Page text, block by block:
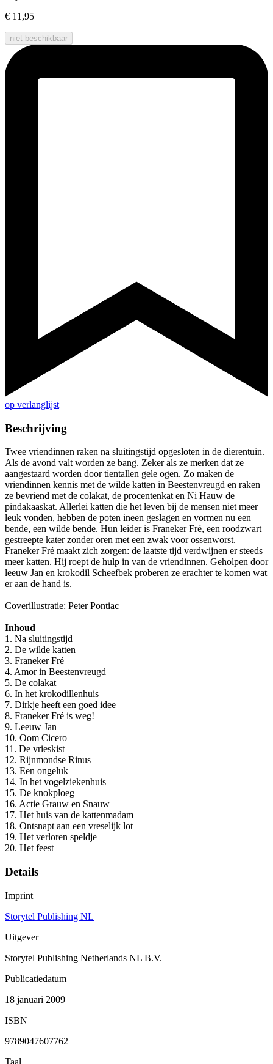
€ 11,95
niet beschikbaar
op verlanglijst
Beschrijving
Twee vriendinnen raken na sluitingstijd opgesloten in de dierentuin.
Als de avond valt worden ze bang. Zeker als ze merken dat ze
aangestaard worden door tientallen gele ogen. Zo maken de
vriendinnen kennis met de wilde katten in Beestenvreugd en raken
ze bevriend met de colakat, de procentenkat en Ni Hauw de
pindakaaskat. Allerlei katten die het leven bij de mensen niet meer
leuk vonden, hebben de poten ineen geslagen en vormen nu een
bende, een wilde bende. Hun leider is Franeker Fré, een roodzwart
gestreepte kater zonder oren met een zwak voor ossenworst.
Franeker Fré maakt zich zorgen: de laatste tijd verdwijnen er steeds
meer katten. Hij roept de hulp in van de vriendinnen. Geholpen door
leeuw Jan en krokodil Scheefbek proberen ze erachter te komen wat
er aan de hand is.
Coverillustratie: Peter Pontiac
Inhoud
1. Na sluitingstijd
2. De wilde katten
3. Franeker Fré
4. Amor in Beestenvreugd
5. De colakat
6. In het krokodillenhuis
7. Dirkje heeft een goed idee
8. Franeker Fré is weg!
9. Leeuw Jan
10. Oom Cicero
11. De vrieskist
12. Rijnmondse Rinus
13. Een ongeluk
14. In het vogelziekenhuis
15. De knokploeg
16. Actie Grauw en Snauw
17. Het huis van de kattenmadam
18. Ontsnapt aan een vreselijk lot
19. Het verloren speldje
20. Het feest
Details
Imprint
Storytel Publishing NL
Uitgever
Storytel Publishing Netherlands NL B.V.
Publicatiedatum
18 januari 2009
ISBN
9789047607762
Taal